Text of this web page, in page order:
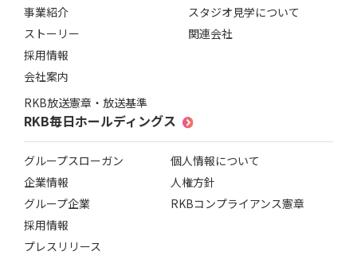
事業紹介
ストーリー
採用情報
会社案内
RKB放送憲章・放送基準
スタジオ見学について
関連会社
RKB毎日ホールディングス
グループスローガン
企業情報
グループ企業
採用情報
プレスリリース
個人情報について
人権方針
RKBコンプライアンス憲章